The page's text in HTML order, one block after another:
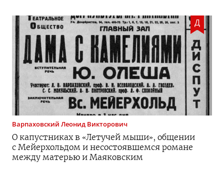
Д
Варпаховский Леонид Викторович
О капустниках в «Летучей мыши», общении
с Мейерхольдом и несостоявшемся романе
между матерью и Маяковским